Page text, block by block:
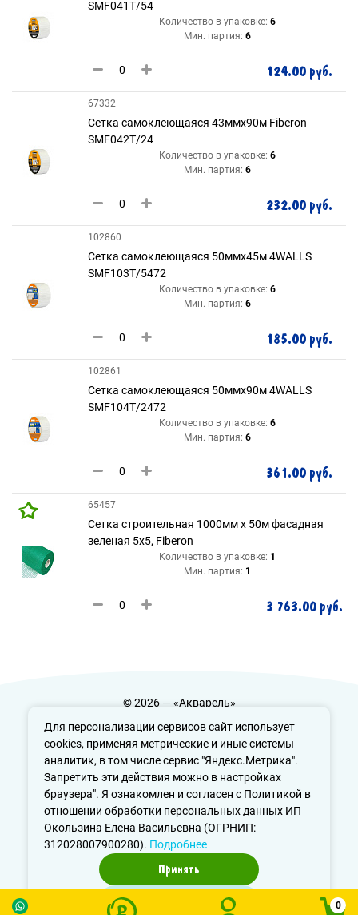
Для персонализации сервисов сайт использует
cookies, применяя метрические и иные системы
аналитик, в том числе сервис "Яндекс.Метрика".
Запретить эти действия можно в настройках
браузера". Я ознакомлен и согласен с Политикой в
отношении обработки персональных данных ИП
Окользина Елена Васильевна (ОГРНИП:
312028007900280). Подробнее
Принять
0
SMF041Т/54
Количество в упаковке: 6
Мин. партия: 6
124.00 руб.
67332
Сетка самоклеющаяся 43ммх90м Fiberon
SMF042Т/24
Количество в упаковке: 6
Мин. партия: 6
232.00 руб.
102860
Сетка самоклеющаяся 50ммх45м 4WALLS
SMF103Т/5472
Количество в упаковке: 6
Мин. партия: 6
185.00 руб.
102861
Сетка самоклеющаяся 50ммх90м 4WALLS
SMF104Т/2472
Количество в упаковке: 6
Мин. партия: 6
361.00 руб.
65457
Сетка строительная 1000мм х 50м фасадная
зеленая 5х5, Fiberon
Количество в упаковке: 1
Мин. партия: 1
3 763.00 руб.
© 2026 — «Акварель»
Политика конфиденциальности